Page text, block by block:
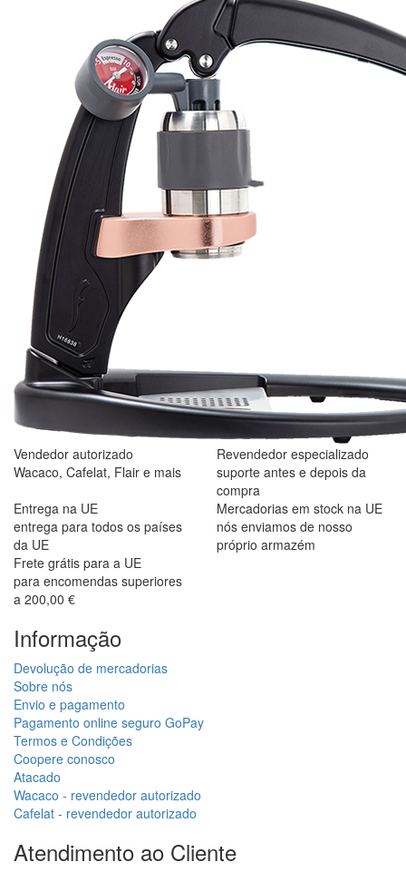
Vendedor autorizado
Wacaco, Cafelat, Flair e mais
Revendedor especializado
suporte antes e depois da
compra
Entrega na UE
entrega para todos os países
da UE
Mercadorias em stock na UE
nós enviamos de nosso
próprio armazém
Frete grátis para a UE
para encomendas superiores
a 200,00 €
Informação
Devolução de mercadorias
Sobre nós
Envio e pagamento
Pagamento online seguro GoPay
Termos e Condições
Coopere conosco
Atacado
Wacaco - revendedor autorizado
Cafelat - revendedor autorizado
Atendimento ao Cliente